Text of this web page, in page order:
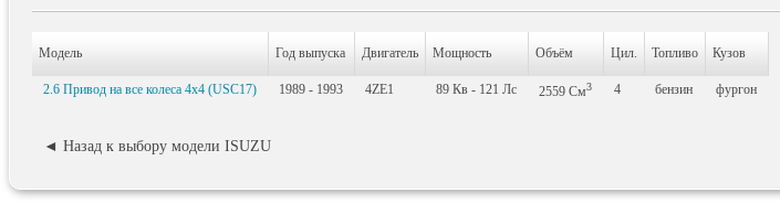
Модель Год выпуска Двигатель Мощность Объём Цил. Топливо Кузов
2.6 Привод на все колеса 4x4 (USC17) 1989 - 1993 4ZE1 89 Кв - 121 Лс 2559 См3 4 бензин фургон
◄ Назад к выбору модели ISUZU